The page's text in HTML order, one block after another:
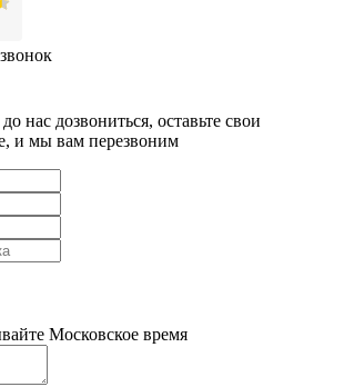
нас дозвониться, оставьте свои
и мы вам перезвоним
Московское время